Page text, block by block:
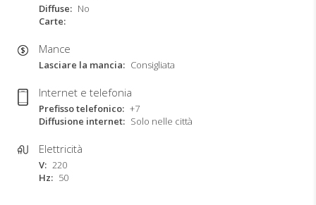
Diffuse
No
Carte
Mance
Lasciare la mancia Consigliata
Internet e telefonia
Prefisso telefonico
+7
Diffusione internet
Solo nelle città
Elettricità
V
220
Hz
50